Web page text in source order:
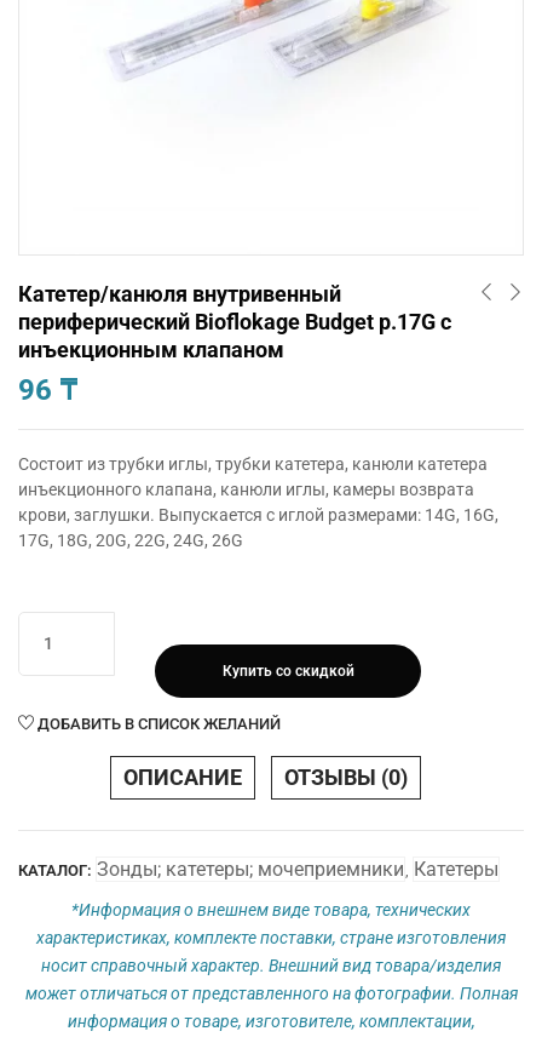
Катетер/канюля внутривенный
периферический Bioflokage Budget р.17G c
инъекционным клапаном
96 ₸
Состоит из трубки иглы, трубки катетера, канюли катетера
инъекционного клапана, канюли иглы, камеры возврата
крови, заглушки. Выпускается с иглой размерами: 14G, 16G,
17G, 18G, 20G, 22G, 24G, 26G
товара
Катетер/
внутривенный
периферический
c
инъекционным
клапаном
Купить со скидкой
ДОБАВИТЬ В СПИСОК ЖЕЛАНИЙ
ОПИСАНИЕ ОТЗЫВЫ (0)
КАТАЛОГ: Зонды; катетеры; мочеприемники Катетеры
*Информация о внешнем виде товара, технических
характеристиках, комплекте поставки, стране изготовления
носит справочный характер. Внешний вид товара/изделия
может отличаться от представленного на фотографии. Полная
информация о товаре, изготовителе, комплектации,